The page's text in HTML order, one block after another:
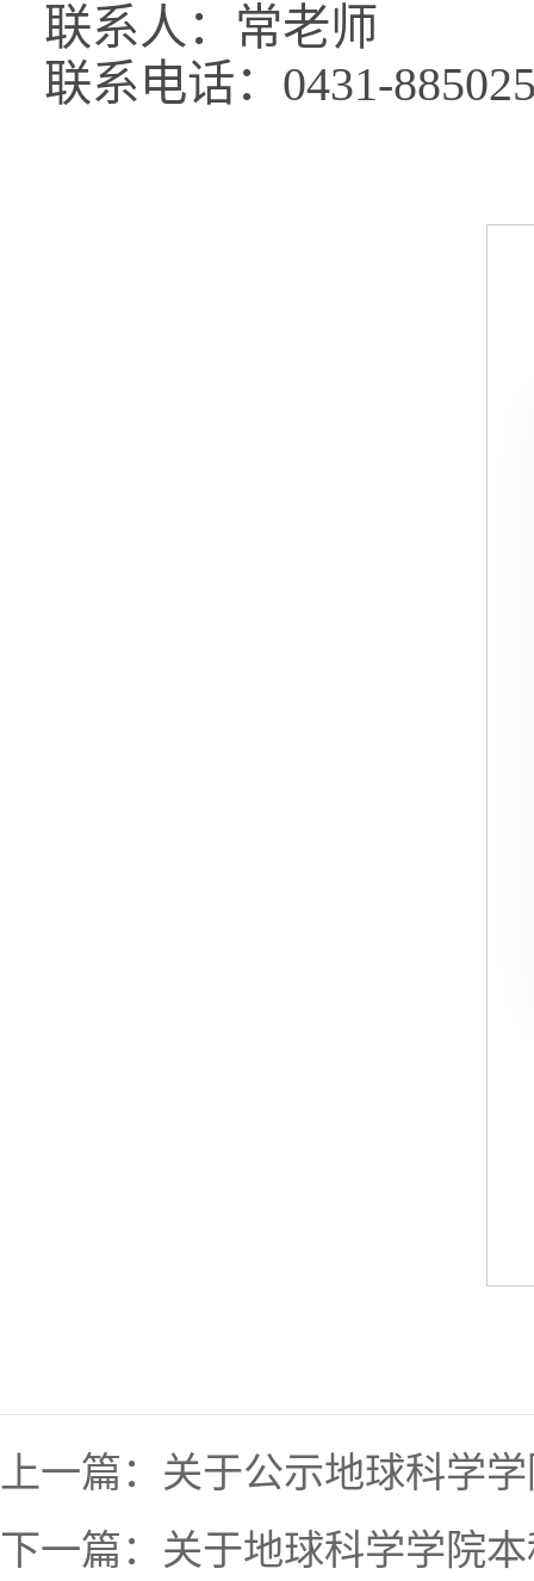
联系人：常老师
联系电话：0431-
上一篇： 关于公示地球科学
下一篇： 关于地球科学学院